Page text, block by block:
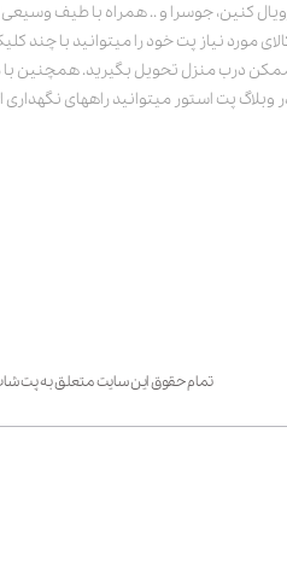
کنین، جوسرا و .. همراه با طیف
مورد نیاز پت خود را میتوانید با چند
درب منزل تحویل بگیرید. همچنین با
وبلاگ پت استور میتوانید راههای
تمام حقوق این سایت متعلق به پت شاپ